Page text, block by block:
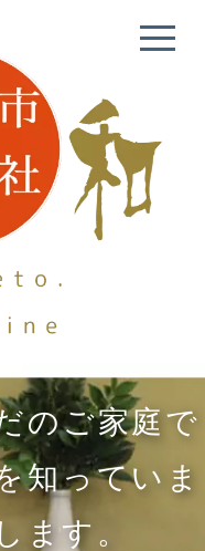
のご家庭で
知っていま
ます。